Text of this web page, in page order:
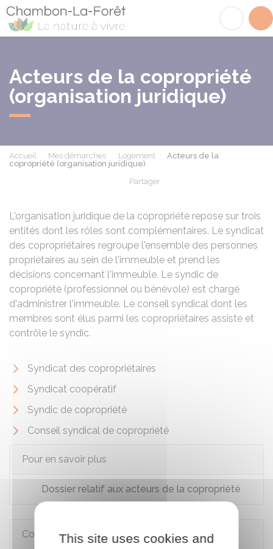
Acteurs de la copropriété
(organisation juridique)
Accueil Mes démarches Logement
Acteurs de la
copropriété (organisation juridique)
Partager
L'organisation juridique de la copropriété repose sur trois
entités dont les rôles sont complémentaires. Le syndicat
des copropriétaires regroupe l'ensemble des personnes
propriétaires au sein de l'immeuble et prend les
décisions concernant l'immeuble. Le syndic de
copropriété (professionnel ou bénévole) est chargé
d'administrer l'immeuble. Le conseil syndical dont les
membres sont élus parmi les copropriétaires assiste et
contrôle le syndic.
Syndicat des copropriétaires
Syndicat coopératif
Syndic de copropriété
Conseil syndical de copropriété
Pour en savoir plus
Dossier relatif aux acteurs de la copropriété
Comment faire si...
This site uses cookies and